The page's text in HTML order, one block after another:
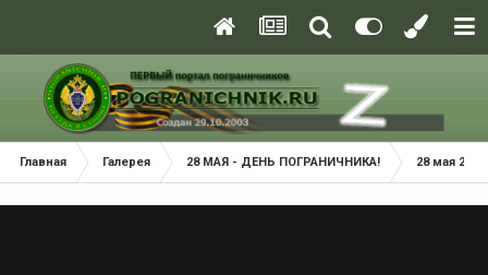
Главная Галерея 28 МАЯ - ДЕНЬ ПОГРАНИЧНИКА! 28 мая